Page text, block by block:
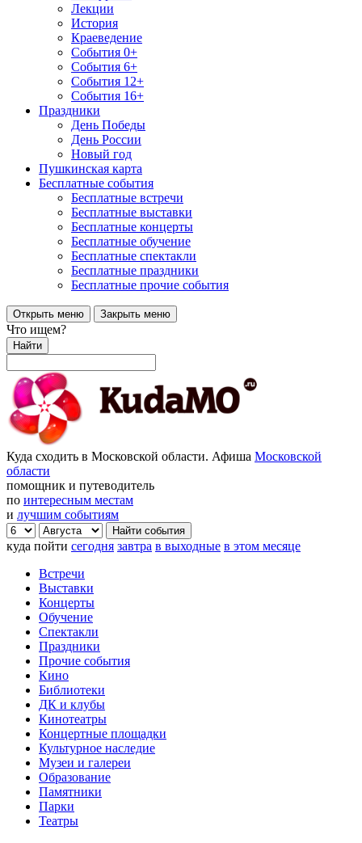
Лекции
История
Краеведение
События 0+
События 6+
События 12+
События 16+
Праздники
День Победы
День России
Новый год
Пушкинская карта
Бесплатные события
Бесплатные встречи
Бесплатные выставки
Бесплатные концерты
Бесплатные обучение
Бесплатные спектакли
Бесплатные праздники
Бесплатные прочие события
Открыть меню Закрыть меню
Что ищем?
Найти
Куда сходить в Московской области. Афиша Московской
области
помощник и путеводитель
по интересным местам
и лучшим событиям
куда пойти сегодня завтра в выходные в этом месяце
Встречи
Выставки
Концерты
Обучение
Спектакли
Праздники
Прочие события
Кино
Библиотеки
ДК и клубы
Кинотеатры
Концертные площадки
Культурное наследие
Музеи и галереи
Образование
Памятники
Парки
Театры